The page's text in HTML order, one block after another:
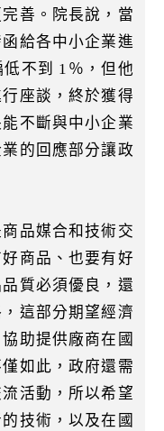
善。院長說，當
給各中小企業進
不到 1％，但他
座談，終於獲得
不斷與中小企業
的回應部分讓政
品媒合和技術交
商品、也要有好
質必須優良，還
這部分期望經濟
助提供廠商在國
如此，政府還需
活動，所以希望
技術，以及在國